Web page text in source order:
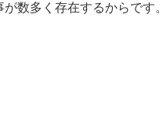
数多く存在するからです。